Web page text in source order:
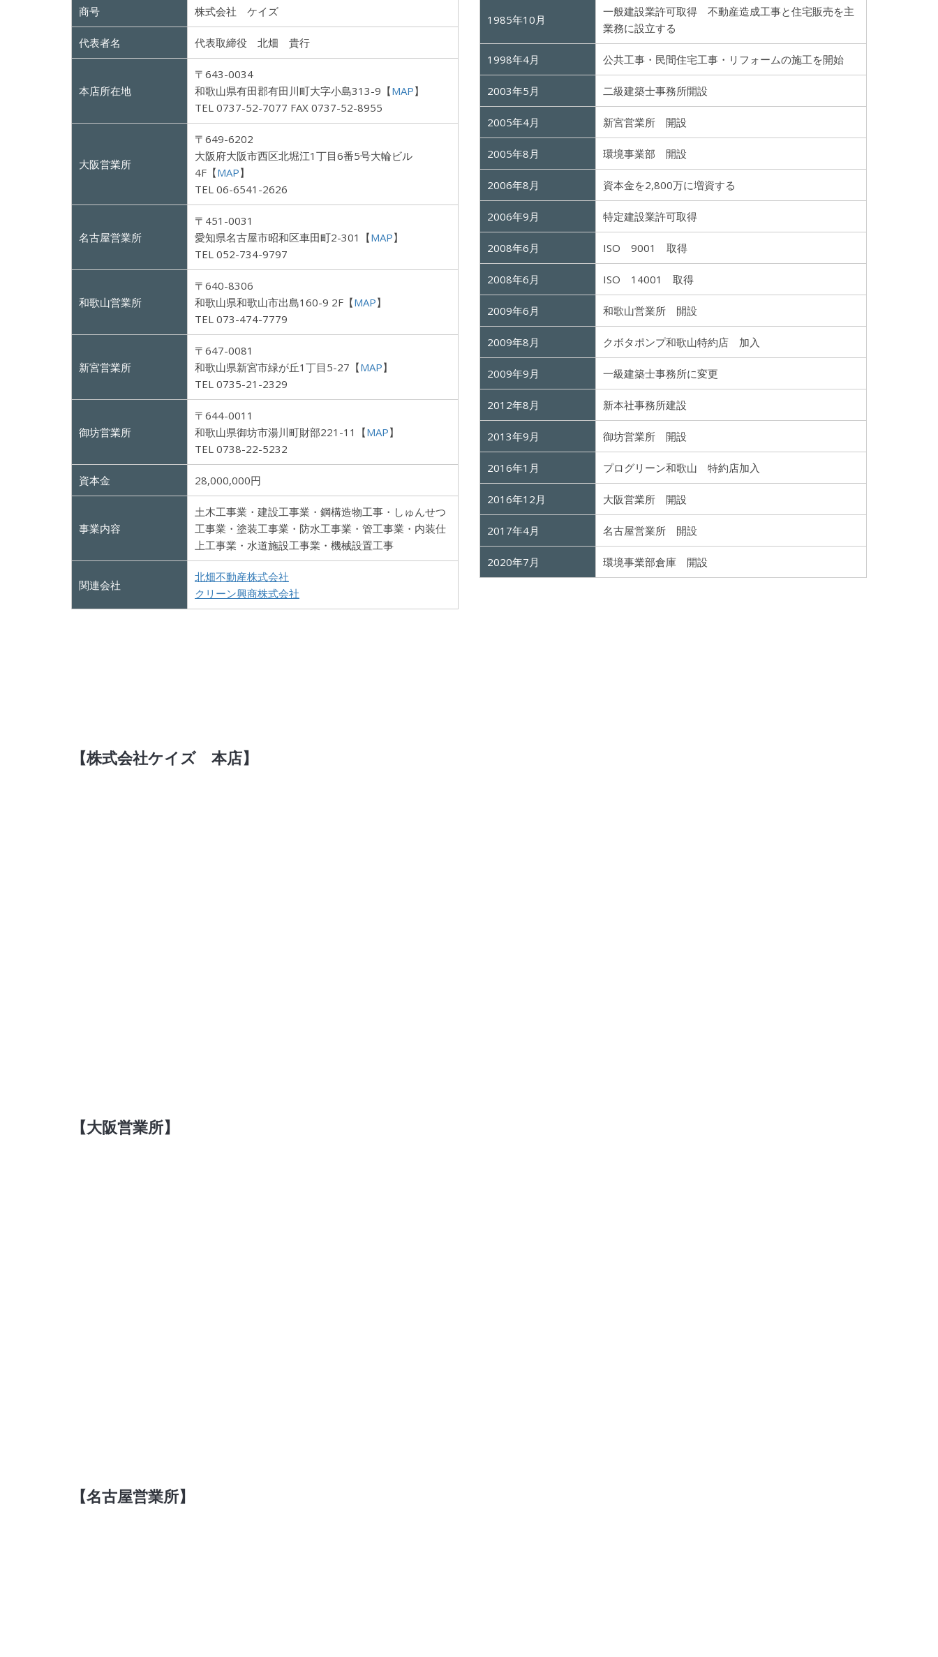
商号 株式会社 ケイズ
代表者名 代表取締役 北畑 貴行
本店所在地
〒643-0034
和歌山県有田郡有田川町大字小島313-9【MAP】
TEL 0737-52-7077 FAX 0737-52-8955
大阪営業所
〒649-6202
大阪府大阪市西区北堀江1丁目6番5号大輪ビル
4F【MAP】
TEL 06-6541-2626
名古屋営業所
〒451-0031
愛知県名古屋市昭和区車田町2-301【MAP】
TEL 052-734-9797
和歌山営業所
〒640-8306
和歌山県和歌山市出島160-9 2F【MAP】
TEL 073-474-7779
新宮営業所
〒647-0081
和歌山県新宮市緑が丘1丁目5-27【MAP】
TEL 0735-21-2329
御坊営業所
〒644-0011
和歌山県御坊市湯川町財部221-11【MAP】
TEL 0738-22-5232
資本金 28,000,000円
事業内容
土木工事業・建設工事業・鋼構造物工事・しゅんせつ
工事業・塗装工事業・防水工事業・管工事業・内装仕
上工事業・水道施設工事業・機械設置工事
関連会社
北畑不動産株式会社
クリーン興商株式会社
1985年10月
一般建設業許可取得 不動産造成工事と住宅販売を主
業務に設立する
1998年4月 公共工事・民間住宅工事・リフォームの施工を開始
2003年5月 二級建築士事務所開設
2005年4月 新宮営業所 開設
2005年8月 環境事業部 開設
2006年8月 資本金を2,800万に増資する
2006年9月 特定建設業許可取得
2008年6月 ISO 9001 取得
2008年6月 ISO 14001 取得
2009年6月 和歌山営業所 開設
2009年8月 クボタポンプ和歌山特約店 加入
2009年9月 一級建築士事務所に変更
2012年8月 新本社事務所建設
2013年9月 御坊営業所 開設
2016年1月 プログリーン和歌山 特約店加入
2016年12月 大阪営業所 開設
2017年4月 名古屋営業所 開設
2020年7月 環境事業部倉庫 開設
【株式会社ケイズ 本店】
【大阪営業所】
【名古屋営業所】